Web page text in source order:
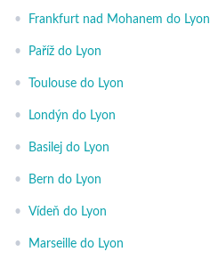
• Frankfurt nad Mohanem do Lyon
• Paříž do Lyon
• Toulouse do Lyon
• Londýn do Lyon
• Basilej do Lyon
• Bern do Lyon
• Vídeň do Lyon
• Marseille do Lyon